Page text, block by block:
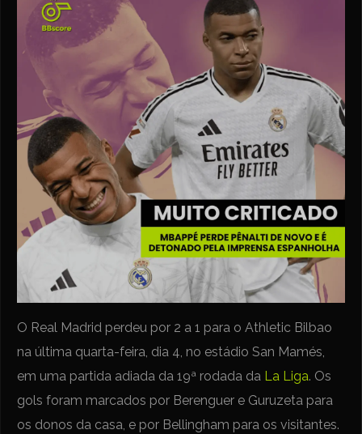
O Real Madrid perdeu por 2 a 1 para o Athletic Bilbao
na última quarta-feira, dia 4, no estádio San Mamés,
em uma partida adiada da 19ª rodada da La Liga. Os
gols foram marcados por Berenguer e Guruzeta para
os donos da casa, e por Bellingham para os visitantes.